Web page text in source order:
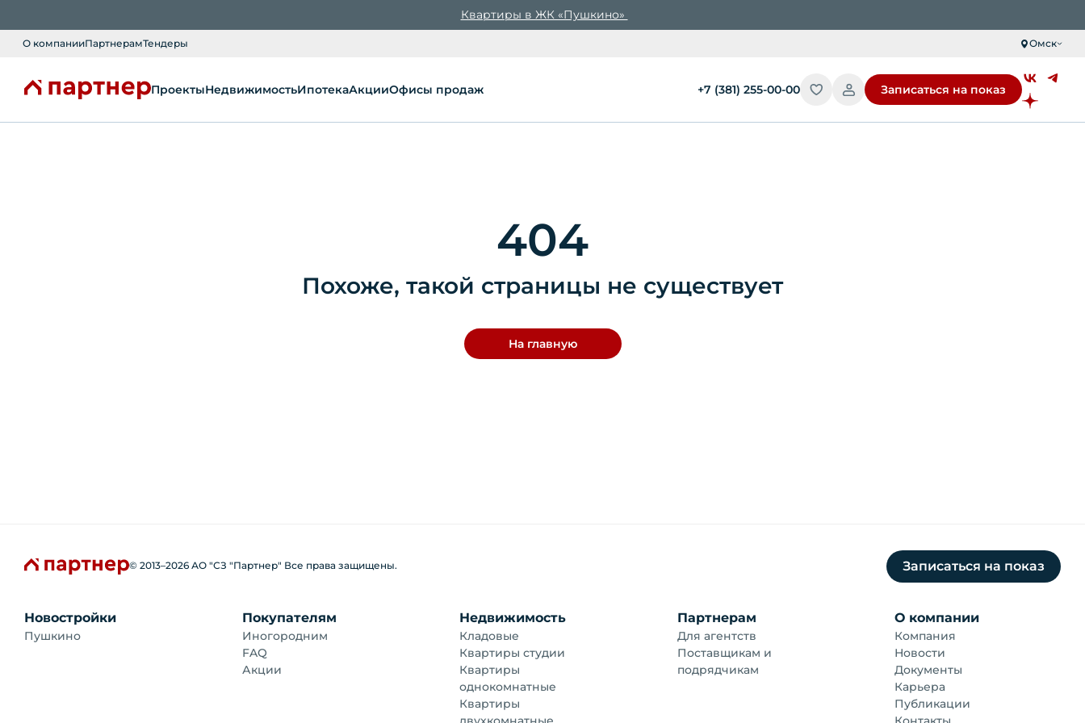
Квартиры в ЖК «Пушкино»
О компанииПартнерамТендеры Омск
ПроектыНедвижимостьИпотекаАкцииОфисы продаж +7 (381) 255-00-00 Записаться на показ
404
Похоже, такой страницы не существует
На главную
© 2013–2026 АО "СЗ "Партнер" Все права защищены. Записаться на показ
Новостройки
Пушкино
Покупателям
Иногородним
FAQ
Акции
Недвижимость
Кладовые
Квартиры студии
Квартиры
однокомнатные
Квартиры
Партнерам
Для агентств
Поставщикам и
подрядчикам
О компании
Компания
Новости
Документы
Карьера
Публикации